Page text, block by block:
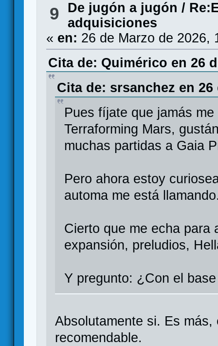
9 De jugón a jugón /
adquisiciones
« en: 26 de Marzo de 2026,
Cita de: Quimérico en 26
Cita de: srsanchez en 26
Pues fíjate que jamás
Terraforming Mars,
muchas partidas a Gaia
Pero ahora estoy
automa me está
Cierto que me echa para
expansión, preludios,
Y pregunto: ¿Con el
Absolutamente si. Es
recomendable.